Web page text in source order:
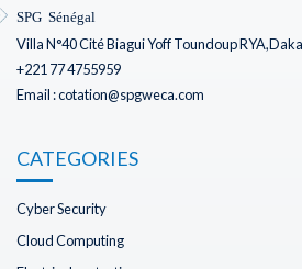
SPG Sénégal
Villa N°40 Cité Biagui Yoff Toundoup
+221 77 4755959
Email : cotation@spgweca.com
CATEGORIES
Cyber Security
Cloud Computing